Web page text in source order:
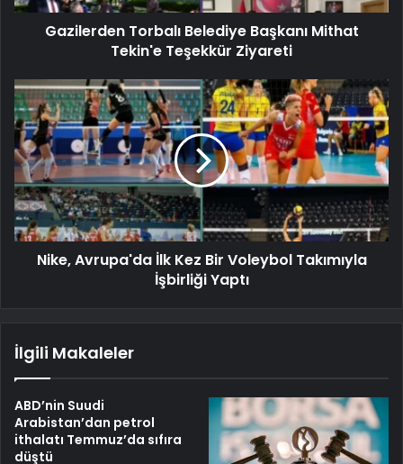
Gazilerden Torbalı Belediye Başkanı Mithat
Tekin'e Teşekkür Ziyareti
Nike, Avrupa'da İlk Kez Bir Voleybol Takımıyla
İşbirliği Yaptı
İlgili Makaleler
ABD’nin Suudi
Arabistan’dan petrol
ithalatı Temmuz’da sıfıra
düştü